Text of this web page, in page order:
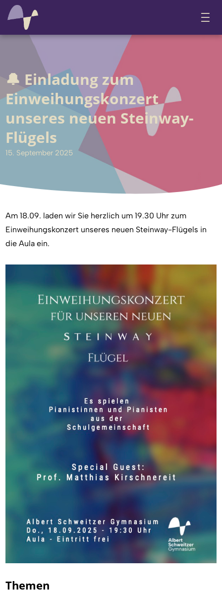
🔔 Einladung zum
Einweihungskonzert
unseres neuen Steinway-
Flügels
15. September 2025
Am 18.09. laden wir Sie herzlich um 19.30 Uhr zum
Einweihungskonzert unseres neuen Steinway-Flügels in
die Aula ein.
Themen